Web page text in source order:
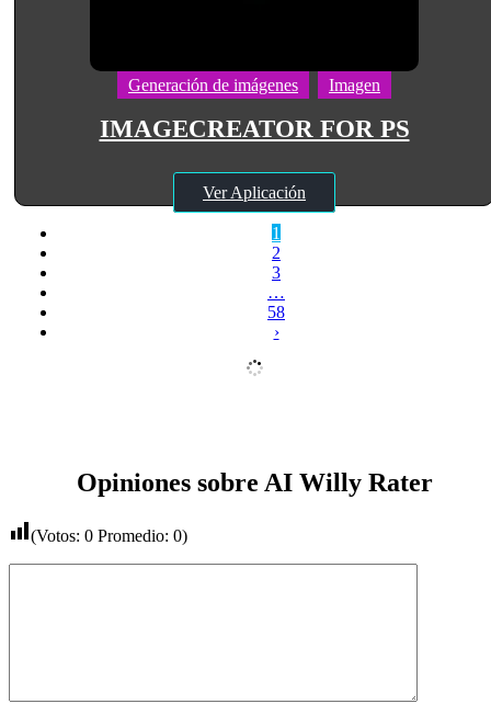
Generación de imágenes Imagen
IMAGECREATOR FOR PS
Ver Aplicación
1
2
3
…
58
›
Opiniones sobre AI Willy Rater
(Votos: 0 Promedio: 0)